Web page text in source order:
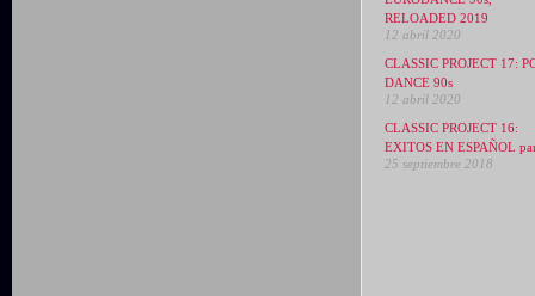
RELOADED 2019
12 abril 2020
CLASSIC PROJECT 17:
DANCE 90s
12 abril 2020
CLASSIC PROJECT 16:
EXITOS EN ESPAÑOL
25 septiembre 2018